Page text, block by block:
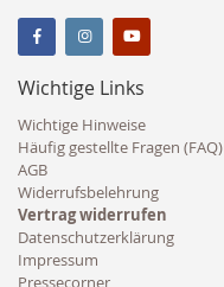
Wichtige Links
Wichtige Hinweise
Häufig gestellte Fragen (FAQ)
AGB
Widerrufsbelehrung
Vertrag widerrufen
Datenschutzerklärung
Impressum
Pressecorner